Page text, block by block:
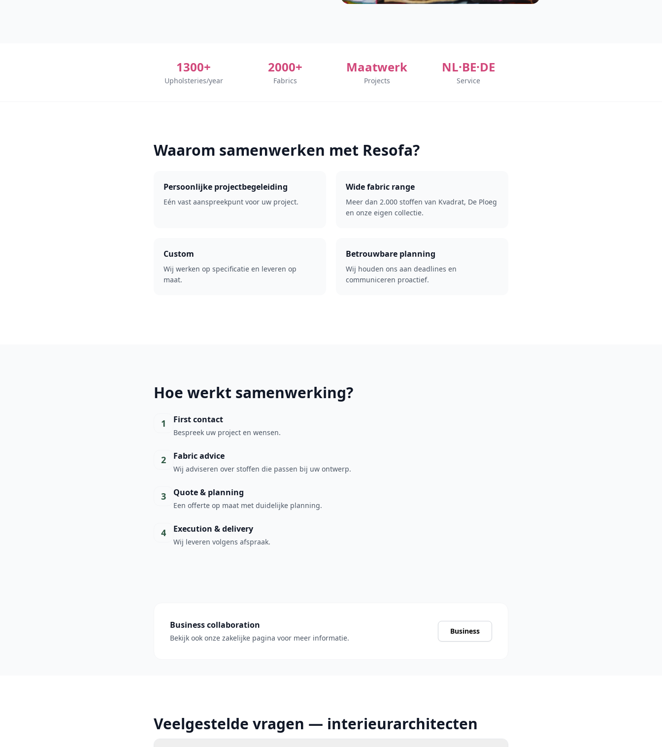
1300+
Upholsteries/year
2000+
Fabrics
Maatwerk
Projects
NL·BE·DE
Service
Waarom samenwerken met Resofa?
Persoonlijke projectbegeleiding
Eén vast aanspreekpunt voor uw project.
Wide fabric range
Meer dan 2.000 stoffen van Kvadrat, De Ploeg
en onze eigen collectie.
Custom
Wij werken op specificatie en leveren op
maat.
Betrouwbare planning
Wij houden ons aan deadlines en
communiceren proactief.
Hoe werkt samenwerking?
1 First contact
Bespreek uw project en wensen.
2 Fabric advice
Wij adviseren over stoffen die passen bij uw ontwerp.
3 Quote & planning
Een offerte op maat met duidelijke planning.
4 Execution & delivery
Wij leveren volgens afspraak.
Business collaboration
Bekijk ook onze zakelijke pagina voor meer informatie.
Business
Veelgestelde vragen — interieurarchitecten